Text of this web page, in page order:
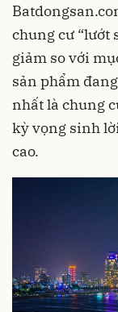
chung cư “lướt
giảm so với
sản phẩm
nhất là chung
kỳ vọng sinh
cao.